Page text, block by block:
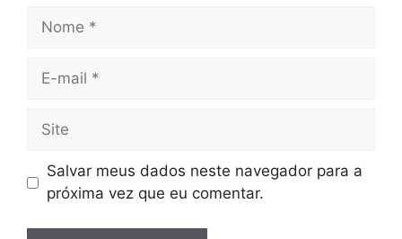
Nome
Site
Salvar meus dados neste navegador para a
próxima vez que eu comentar.